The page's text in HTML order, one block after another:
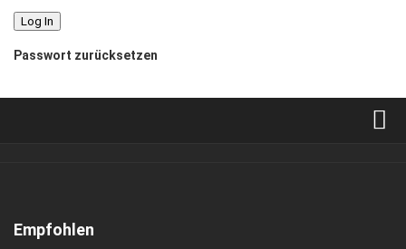
Passwort zurücksetzen
Kontakt, Impressum
Empfohlen